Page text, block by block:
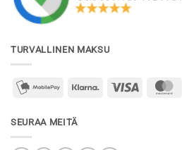
TURVALLINEN MAKSU
mobilepay2 Klarna Visa
SEURAA MEITÄ